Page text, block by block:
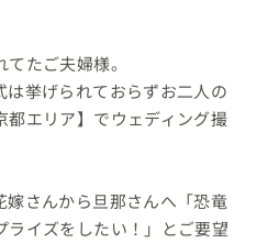
たご夫婦様。
挙げられておらずお二人の
エリア】でウェディング撮
さんから旦那さんへ「恐竜
イズをしたい！」とご要望